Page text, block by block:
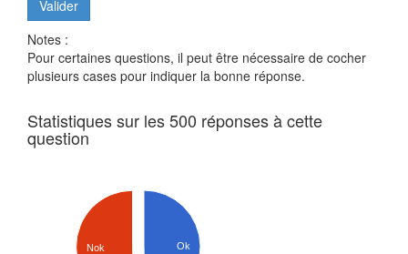
Notes :
Pour certaines questions, il peut être nécessaire de cocher
plusieurs cases pour indiquer la bonne réponse.
Statistiques sur les 500 réponses à cette
question
Ok
Nok